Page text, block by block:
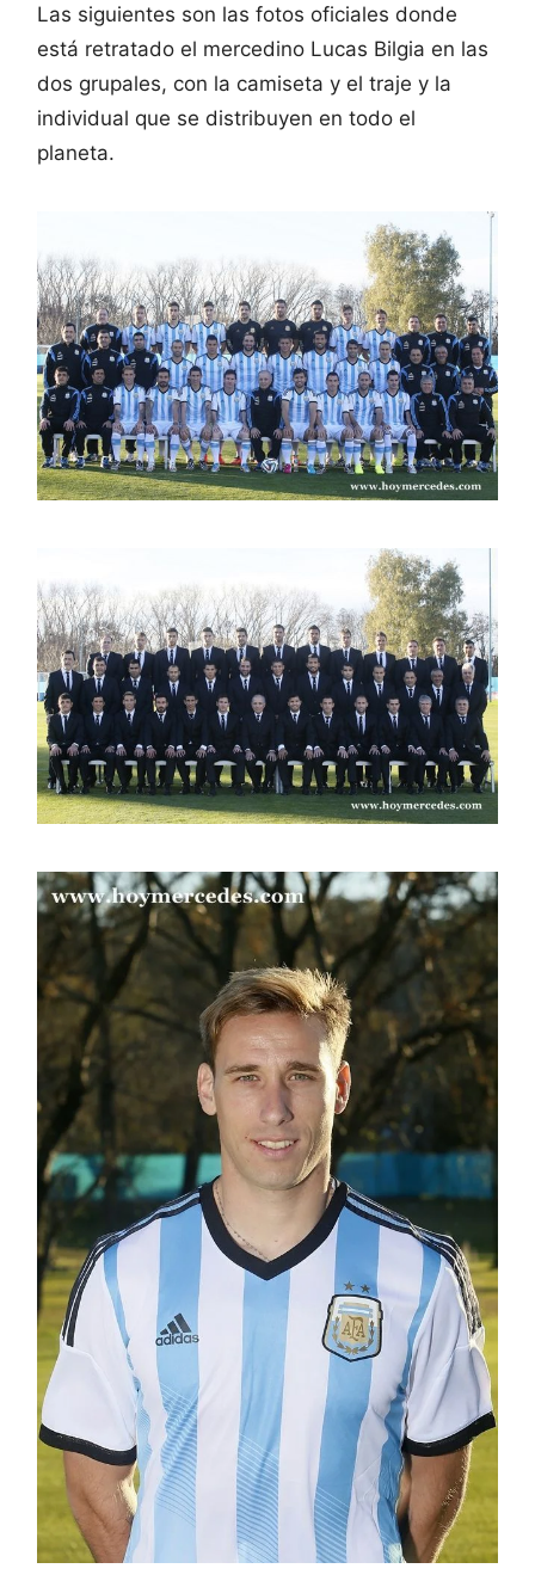
Las siguientes son las fotos oficiales donde
está retratado el mercedino Lucas Bilgia en las
dos grupales, con la camiseta y el traje y la
individual que se distribuyen en todo el
planeta.